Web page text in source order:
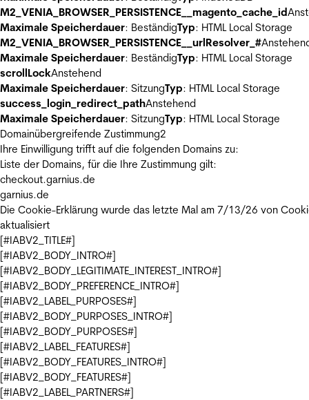
M2_VENIA_BROWSER_PERSISTENCE__magento_cache_id
Maximale Speicherdauer: BeständigTyp: HTML Local Storage
M2_VENIA_BROWSER_PERSISTENCE__urlResolver_#
Maximale Speicherdauer: BeständigTyp: HTML Local Storage
scrollLockAnstehend
Maximale Speicherdauer: SitzungTyp: HTML Local Storage
success_login_redirect_pathAnstehend
Maximale Speicherdauer: SitzungTyp: HTML Local Storage
Domainübergreifende Zustimmung2
Ihre Einwilligung trifft auf die folgenden Domains zu:
Liste der Domains, für die Ihre Zustimmung gilt:
checkout.garnius.de
garnius.de
Die Cookie-Erklärung wurde das letzte Mal am 7/13/26 von
aktualisiert
[#IABV2_TITLE#]
[#IABV2_BODY_INTRO#]
[#IABV2_BODY_LEGITIMATE_INTEREST_INTRO#]
[#IABV2_BODY_PREFERENCE_INTRO#]
[#IABV2_LABEL_PURPOSES#]
[#IABV2_BODY_PURPOSES_INTRO#]
[#IABV2_BODY_PURPOSES#]
[#IABV2_LABEL_FEATURES#]
[#IABV2_BODY_FEATURES_INTRO#]
[#IABV2_BODY_FEATURES#]
[#IABV2_LABEL_PARTNERS#]